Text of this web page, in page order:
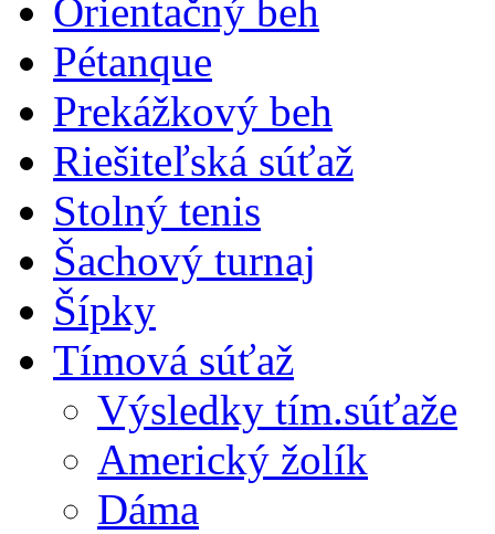
Orientačný beh
Pétanque
Prekážkový beh
Riešiteľská súťaž
Stolný tenis
Šachový turnaj
Šípky
Tímová súťaž
Výsledky tím.súťaže
Americký žolík
Dáma